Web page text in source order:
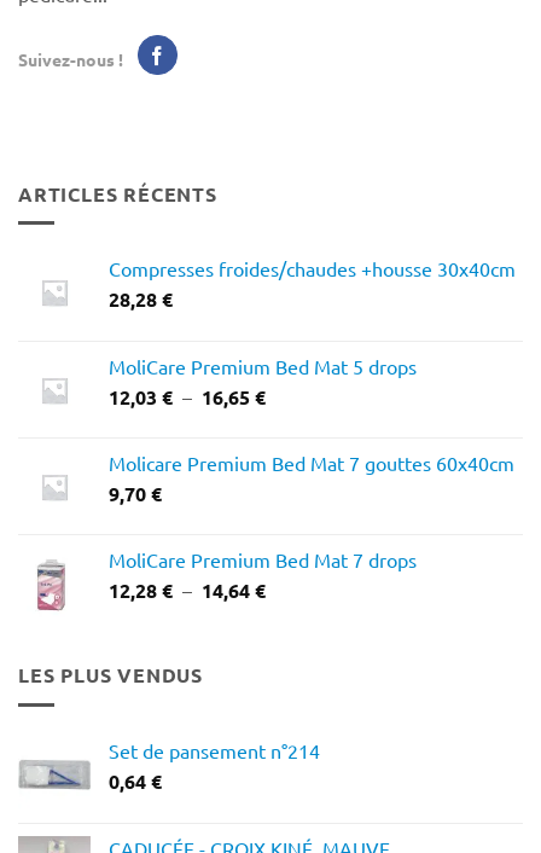
Suivez-nous !
ARTICLES RÉCENTS
Compresses froides/chaudes +housse 30x40cm
28,28€
MoliCare Premium Bed Mat 5 drops
12,03 € – 16,65€Plage
12,03 €
Molicare Premium Bed Mat 7 gouttes 60x40cm
9,70€
MoliCare Premium Bed Mat 7 drops
12,28€ – 14,64€Plage
LES PLUS VENDUS
Set de pansement n°214
0,64€
CADUCÉE - CROIX KINÉ, MAUVE